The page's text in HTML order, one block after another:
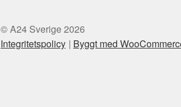
© A24 Sverige 2026
Integritetspolicy
Byggt med